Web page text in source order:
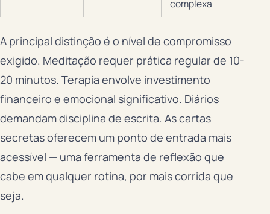
complexa
A principal distinção é o nível de compromisso
exigido. Meditação requer prática regular de 10-
20 minutos. Terapia envolve investimento
financeiro e emocional significativo. Diários
demandam disciplina de escrita. As cartas
secretas oferecem um ponto de entrada mais
acessível — uma ferramenta de reflexão que
cabe em qualquer rotina, por mais corrida que
seja.